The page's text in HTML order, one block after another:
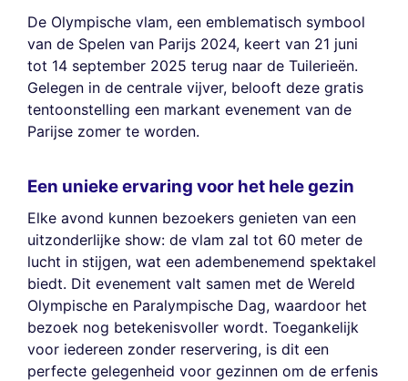
De Olympische vlam, een emblematisch symbool
van de Spelen van Parijs 2024, keert van 21 juni
tot 14 september 2025 terug naar de Tuilerieën.
Gelegen in de centrale vijver, belooft deze gratis
tentoonstelling een markant evenement van de
Parijse zomer te worden.
Een unieke ervaring voor het hele gezin
Elke avond kunnen bezoekers genieten van een
uitzonderlijke show: de vlam zal tot 60 meter de
lucht in stijgen, wat een adembenemend spektakel
biedt. Dit evenement valt samen met de Wereld
Olympische en Paralympische Dag, waardoor het
bezoek nog betekenisvoller wordt. Toegankelijk
voor iedereen zonder reservering, is dit een
perfecte gelegenheid voor gezinnen om de erfenis